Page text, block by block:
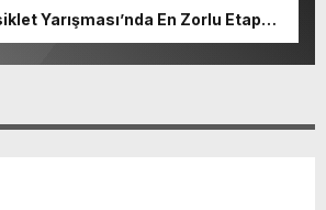
Yarışması’nda En Zorlu Etap